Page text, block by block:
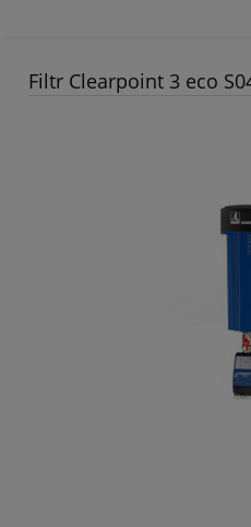
Filtr Clearpoint 3 eco